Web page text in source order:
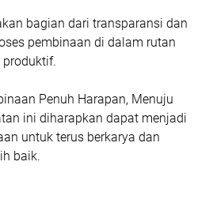
bagian dari transparansi dan
pembinaan di dalam rutan
produktif.
Penuh Harapan, Menuju
ini diharapkan dapat menjadi
untuk terus berkarya dan
baik.